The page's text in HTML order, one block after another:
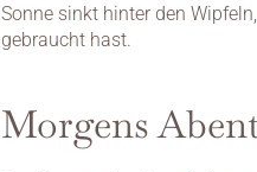
Sonne sinkt hinter den
gebraucht hast.
Morgens